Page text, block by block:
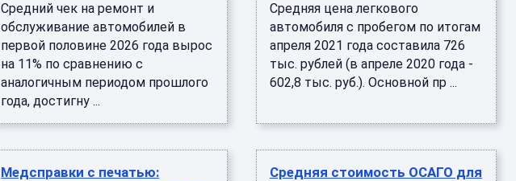
Средний чек на ремонт и
обслуживание автомобилей в
первой половине 2026 года вырос
на 11% по сравнению с
аналогичным периодом прошлого
года, достигну ...
Средняя цена легкового
автомобиля с пробегом по итогам
апреля 2021 года составила 726
тыс. рублей (в апреле 2020 года -
602,8 тыс. руб.). Основной пр ...
Медсправки с печатью:
Средняя стоимость ОСАГО для